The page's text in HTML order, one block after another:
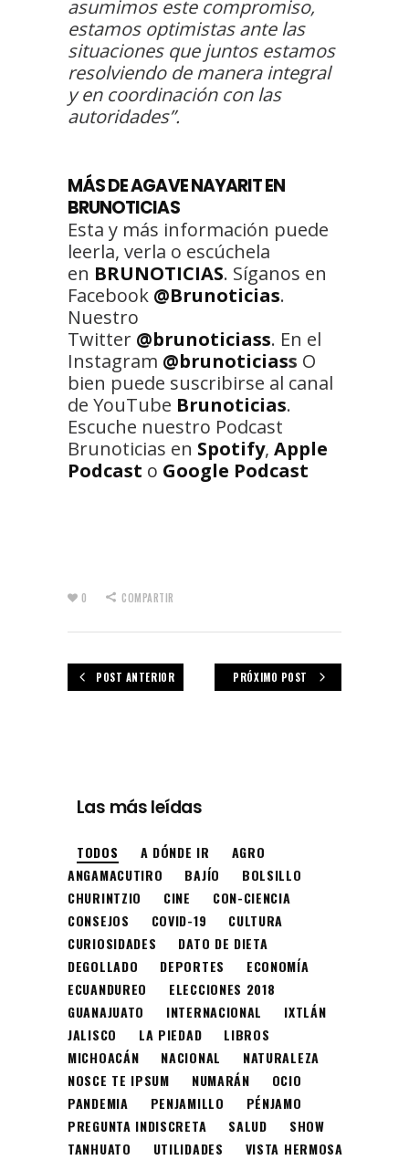
asumimos este compromiso,
estamos optimistas ante las
situaciones que juntos estamos
resolviendo de manera integral
y en coordinación con las
autoridades”.
MÁS DE AGAVE NAYARIT EN
BRUNOTICIAS
Esta y más información puede
leerla, verla o escúchela
en BRUNOTICIAS. Síganos en
Facebook @Brunoticias.
Nuestro
Twitter @brunoticiass. En el
Instagram @brunoticiass O
bien puede suscribirse al canal
de YouTube Brunoticias.
Escuche nuestro Podcast
Brunoticias en Spotify, Apple
Podcast o Google Podcast
0 COMPARTIR
POST ANTERIOR PRÓXIMO POST
Las más leídas
TODOS A DÓNDE IR
AGRO
ANGAMACUTIRO
BAJÍO
BOLSILLO
CHURINTZIO
CINE
CON-CIENCIA
CONSEJOS
COVID-19
CULTURA
CURIOSIDADES
DATO DE DIETA
DEGOLLADO
DEPORTES
ECONOMÍA
ECUANDUREO
ELECCIONES 2018
GUANAJUATO
INTERNACIONAL
IXTLÁN
JALISCO
LA PIEDAD
LIBROS
MICHOACÁN
NACIONAL
NATURALEZA
NOSCE TE IPSUM
NUMARÁN
OCIO
PANDEMIA
PENJAMILLO
PÉNJAMO
PREGUNTA INDISCRETA
SALUD
SHOW
TANHUATO
UTILIDADES
VISTA HERMOSA